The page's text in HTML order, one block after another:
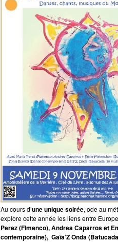
Au cours d’une unique soirée, ode au
explore cette année les liens entre
Perez (Flmenco), Andrea Caparros et
contemporaine), Gaïa’Z Onda